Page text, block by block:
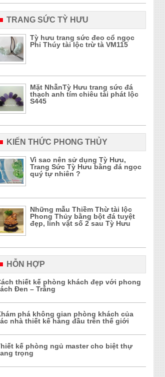
TRANG SỨC TỲ HƯU
Tỳ hưu trang sức đeo cổ ngọc
Phỉ Thúy tài lộc trừ tà VM115
Mặt NhẫnTỳ Hưu trang sức đá
thạch anh tím chiêu tài phát lộc
S445
KIẾN THỨC PHONG THỦY
Vì sao nên sử dụng Tỳ Hưu,
Trang Sức Tỳ Hưu bằng đá ngọc
quý tự nhiên ?
Những mẫu Thiềm Thừ tài lộc
Phong Thủy bằng bột đá tuyệt
đẹp, linh vật số 2 sau Tỳ Hưu
HỖN HỢP
thiết kế phòng khách đẹp với phong
Đen – Trắng
phá không gian phòng khách của
nhà thiết kế hàng đầu trên thế giới
kế phòng ngủ master cho biệt thự
trọng